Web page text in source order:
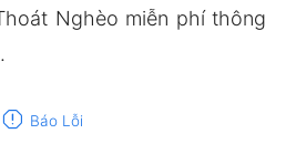
Nghèo miễn phí thông
report Báo Lỗi